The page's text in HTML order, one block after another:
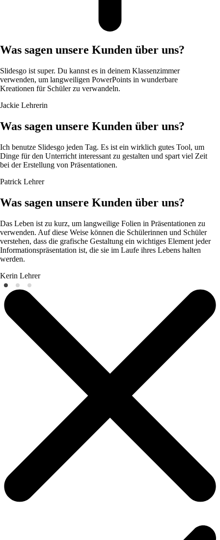
Was sagen unsere Kunden über uns?
Slidesgo ist super. Du kannst es in deinem Klassenzimmer
verwenden, um langweiligen PowerPoints in wunderbare
Kreationen für Schüler zu verwandeln.
Jackie Lehrerin
Was sagen unsere Kunden über uns?
Ich benutze Slidesgo jeden Tag. Es ist ein wirklich gutes Tool, um
Dinge für den Unterricht interessant zu gestalten und spart viel Zeit
bei der Erstellung von Präsentationen.
Patrick Lehrer
Was sagen unsere Kunden über uns?
Das Leben ist zu kurz, um langweilige Folien in Präsentationen zu
verwenden. Auf diese Weise können die Schülerinnen und Schüler
verstehen, dass die grafische Gestaltung ein wichtiges Element jeder
Informationspräsentation ist, die sie im Laufe ihres Lebens halten
werden.
Kerin Lehrer